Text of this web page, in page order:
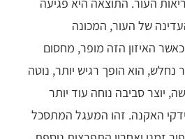
של העור, המכונה
האיזון הזה מופר, מחסום
הוא הופך רגיש יותר, נוטה
יוצר סביבה נוחה עוד יותר
האקנה. זהו המעגל המתסכל